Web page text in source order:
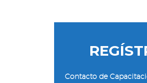
Inteligencia
Contacto de